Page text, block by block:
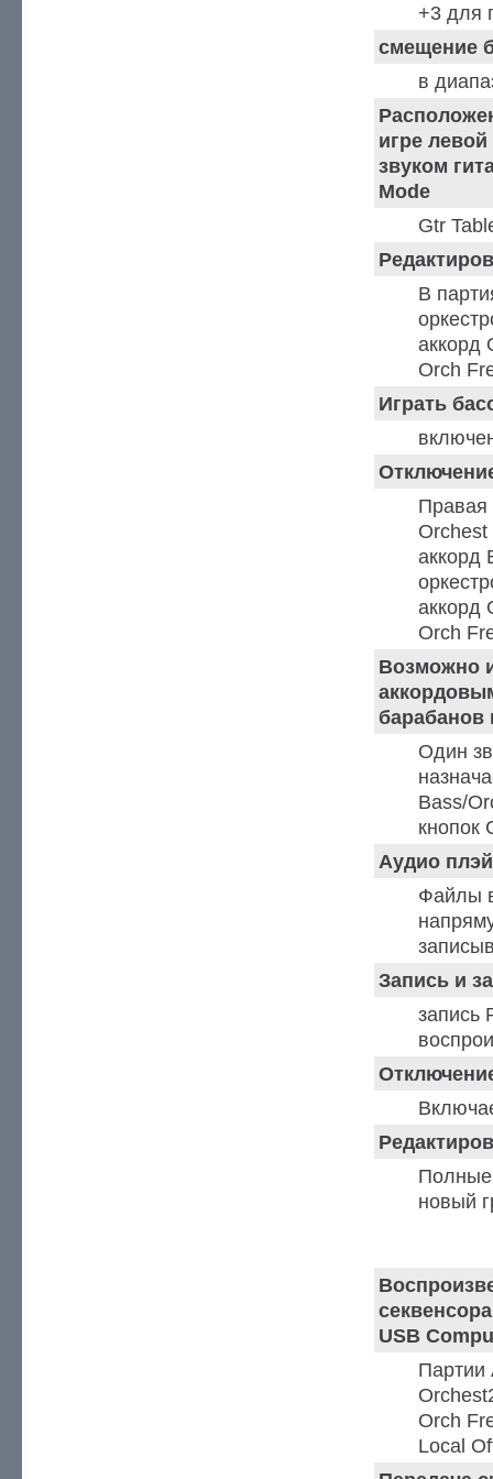
+3 для
смещение
в
игре
звуком
Mode
Gtr
В
аккорд
Orch
Играть
Правая
Orchest
аккорд
аккорд
Orch
Возможно
барабанов
Один
Bass/
кнопок
Аудио
Файлы
Запись и
запись
Полные
новый
USB
Партии
Orch
Local